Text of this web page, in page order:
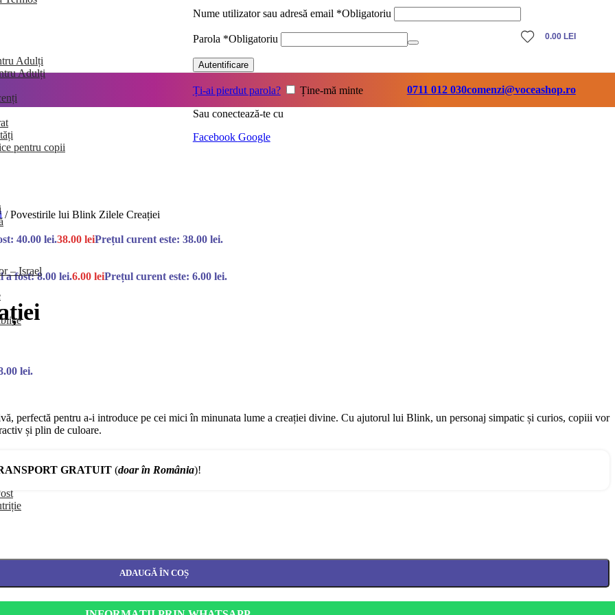
Adulți
Adulți
pentru copii
– Israel
Nume utilizator sau adresă email *Obligatoriu
Parola *Obligatoriu
Autentificare
Ți-ai pierdut parola?
Ține-mă minte
Sau conectează-te cu
Facebook Google
0.00 LEI
0711 012 030comenzi@voceashop.ro
/ Povestirile lui Blink Zilele Creației
40.00 lei.38.00 leiPrețul curent este: 38.00 lei.
a fost: 8.00 lei.6.00 leiPrețul curent este: 6.00 lei.
lei.
perfectă pentru a-i introduce pe cei mici în minunata lume a creației divine. Cu ajutorul lui Blink, un personaj simpatic și curios, copiii vor
și plin de culoare.
GRATUIT (doar în România)!
ADAUGĂ ÎN COȘ